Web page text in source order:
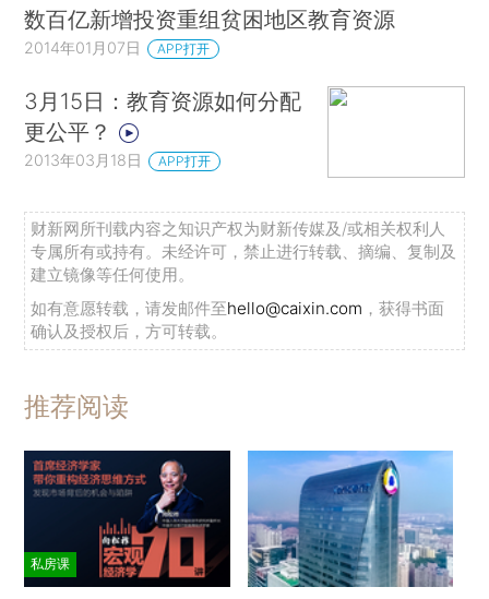
数百亿新增投资重组贫困地区教育资源
2014年01月07日 APP打开
3月15日：教育资源如何分配
更公平？
2013年03月18日 APP打开
财新网所刊载内容之知识产权为财新传媒及/或相关权利人
专属所有或持有。未经许可，禁止进行转载、摘编、复制及
建立镜像等任何使用。
如有意愿转载，请发邮件至hello@caixin.com ，获得书面
确认及授权后，方可转载。
推荐阅读
私房课